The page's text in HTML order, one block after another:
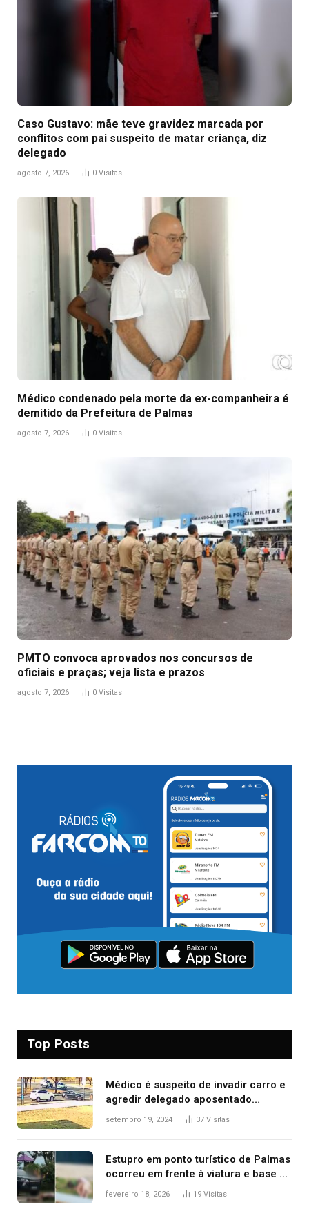
Caso Gustavo: mãe teve gravidez marcada por
conflitos com pai suspeito de matar criança, diz
delegado
agosto 7, 2026 0 Visitas
Médico condenado pela morte da ex-companheira é
demitido da Prefeitura de Palmas
agosto 7, 2026 0 Visitas
PMTO convoca aprovados nos concursos de
oficiais e praças; veja lista e prazos
agosto 7, 2026 0 Visitas
Top Posts
Médico é suspeito de invadir carro e
agredir delegado aposentado
durante confusão no trânsito
setembro 19, 2024 37 Visitas
Estupro em ponto turístico de Palmas
ocorreu em frente à viatura e base de
segurança; polícia investiga
fevereiro 18, 2026 19 Visitas